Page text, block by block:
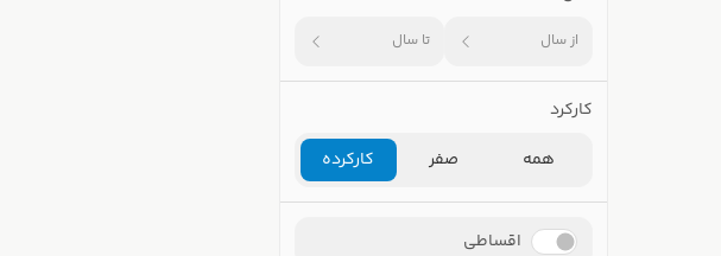
از سال تا سال
کارکرد
همه
صفر کارکرده
اقساطی